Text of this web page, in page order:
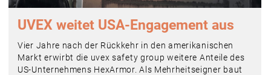
UVEX weitet USA-Engagement aus
Vier Jahre nach der Rückkehr in den amerikanischen
Markt erwirbt die uvex safety group weitere Anteile des
US-Unternehmens HexArmor. Als Mehrheitseigner baut